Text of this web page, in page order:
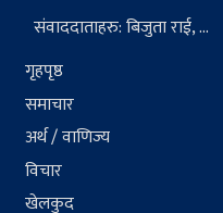
संवाददाताहरु: बिजुता राई, ...
गृहपृष्ठ
समाचार
अर्थ / वाणिज्य
विचार
खेलकुद